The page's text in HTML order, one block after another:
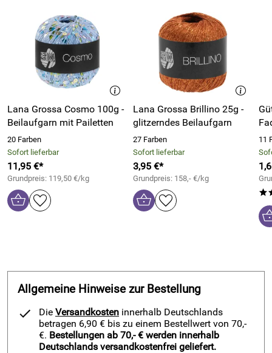
Lana Grossa Cosmo 100g -
Beilaufgarn mit Pailetten
20 Farben
Sofort lieferbar
11,95 €*
Grundpreis: 119,50 €/kg
Lana Grossa Brillino 25g -
glitzerndes Beilaufgarn
27 Farben
Sofort lieferbar
3,95 €*
Grundpreis: 158,- €/kg
11
Allgemeine Hinweise zur Bestellung
Die Versandkosten innerhalb Deutschlands
betragen 6,90 € bis zu einem Bestellwert von 70,-
€. Bestellungen ab 70,- € werden innerhalb
Deutschlands versandkostenfrei geliefert.